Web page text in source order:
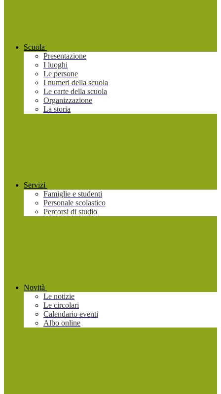
Scuola
Presentazione
I luoghi
Le persone
I numeri della scuola
Le carte della scuola
Organizzazione
La storia
Servizi
Famiglie e studenti
Personale scolastico
Percorsi di studio
Novità
Le notizie
Le circolari
Calendario eventi
Albo online